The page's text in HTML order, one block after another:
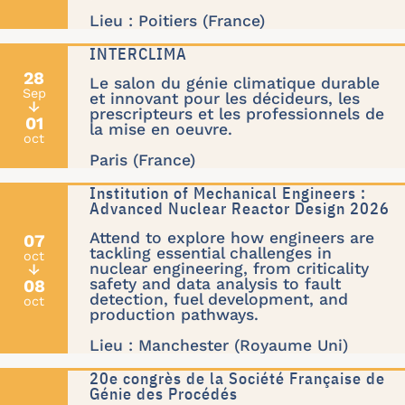
Lieu : Poitiers (France)
28
Sep
↓
01
oct
INTERCLIMA
Le salon du génie climatique durable
et innovant pour les décideurs, les
prescripteurs et les professionnels de
la mise en oeuvre.
Paris (France)
07
oct
↓
08
oct
Institution of Mechanical Engineers :
Advanced Nuclear Reactor Design 2026
Attend to explore how engineers are
tackling essential challenges in
nuclear engineering, from criticality
safety and data analysis to fault
detection, fuel development, and
production pathways.
Lieu : Manchester (Royaume Uni)
20e congrès de la Société Française de
Génie des Procédés